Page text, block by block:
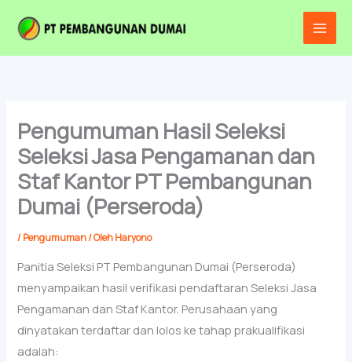
konten
Main
Pengumuman Hasil Seleksi
Seleksi Jasa Pengamanan dan
Staf Kantor PT Pembangunan
Dumai (Perseroda)
/Pengumuman/ OlehHaryono
Panitia Seleksi PT Pembangunan Dumai (Perseroda)
menyampaikan hasil verifikasi pendaftaran Seleksi Jasa
Pengamanan dan Staf Kantor. Perusahaan yang
dinyatakan terdaftar dan lolos ke tahap prakualifikasi
adalah: